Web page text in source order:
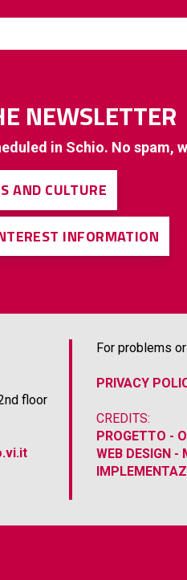
NEWSLETTER
in Schio. No spam,
AND CULTURE
INFORMATION
floor
For problems
PRIVACY
CREDITS:
PROGETTO -
WEB DESIGN -